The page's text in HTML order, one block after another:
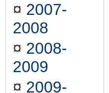
¤ 2007-
2008
¤ 2008-
2009
¤ 2009-